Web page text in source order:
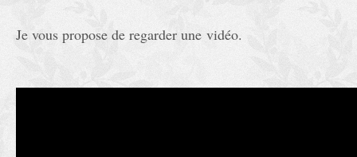
Je vous propose de regarder une vidéo.